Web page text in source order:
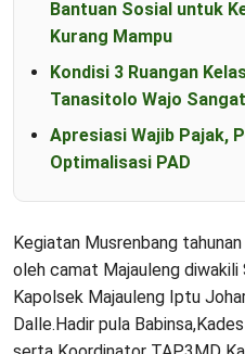
Bantuan Sosial untuk
Kurang Mampu
Kondisi 3 Ruangan
Tanasitolo Wajo
Apresiasi Wajib Pajak,
Optimalisasi PAD
Kegiatan Musrenbang
oleh camat Majauleng diwakili
Kapolsek Majauleng Iptu
Dalle.Hadir pula